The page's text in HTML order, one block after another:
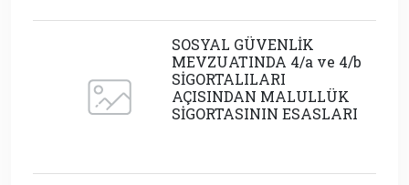
SOSYAL GÜVENLİK
MEVZUATINDA 4/a ve 4/b
SİGORTALILARI
AÇISINDAN MALULLÜK
SİGORTASININ ESASLARI